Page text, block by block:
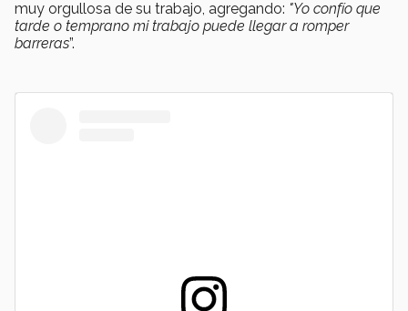
muy orgullosa de su trabajo, agregando: "Yo confío que
tarde o temprano mi trabajo puede llegar a romper
barreras”.